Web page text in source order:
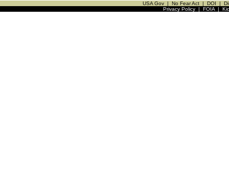
USA Gov | No Fear Act | DOI |
Privacy Policy| FOIA|